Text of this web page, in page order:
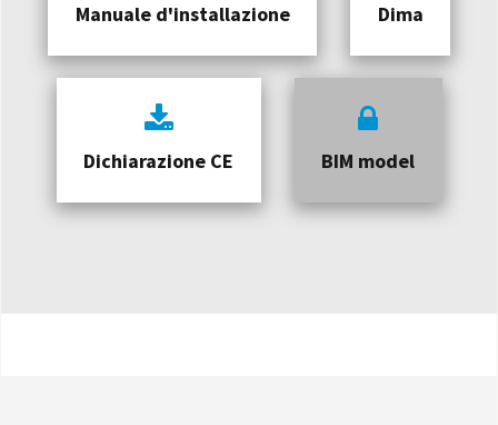
Manuale d'installazione Dima
Dichiarazione CE BIM model